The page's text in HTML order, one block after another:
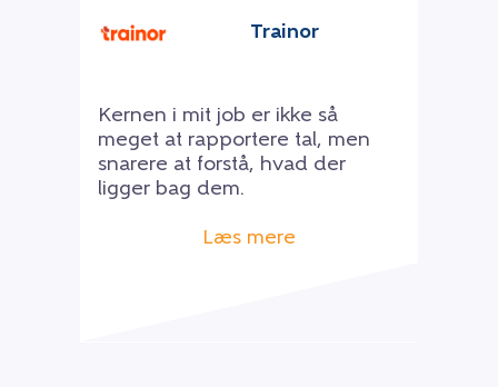
Trainor
Kernen i mit job er ikke så
meget at rapportere tal, men
snarere at forstå, hvad der
ligger bag dem.
Læs mere